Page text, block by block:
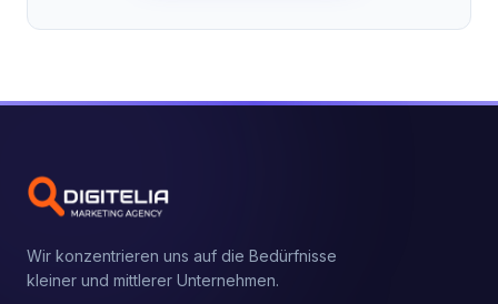
Wir konzentrieren uns auf die Bedürfnisse
kleiner und mittlerer Unternehmen.